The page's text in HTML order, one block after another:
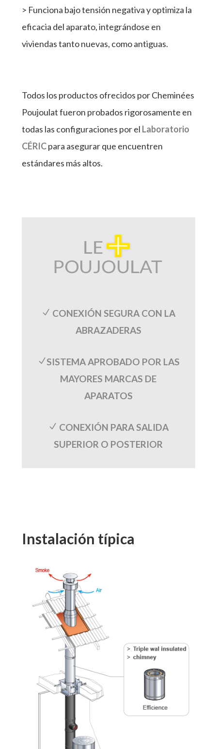
> Funciona bajo tensión negativa y optimiza la
eficacia del aparato, integrándose en
viviendas tanto nuevas, como antiguas.
Todos los productos ofrecidos por Cheminées
Poujoulat fueron probados rigorosamente en
todas las configuraciones por el Laboratorio
CÉRICpara asegurar que encuentren
estándares más altos.
N CONEXIÓN SEGURA CON LA
ABRAZADERAS
NSISTEMA APROBADO POR LAS
MAYORES MARCAS DE
APARATOS
N CONEXIÓN PARA SALIDA
SUPERIOR O POSTERIOR
Instalación típica